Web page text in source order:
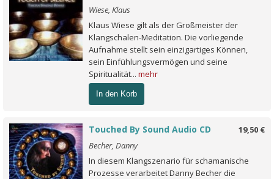
Wiese, Klaus
Klaus Wiese gilt als der Großmeister der
Klangschalen-Meditation. Die vorliegende
Aufnahme stellt sein einzigartiges Können,
sein Einfühlungsvermögen und seine
Spiritualität... mehr
In den Korb
19,50 €
Touched By Sound Audio CD
Becher, Danny
In diesem Klangszenario für schamanische
Prozesse verarbeitet Danny Becher die